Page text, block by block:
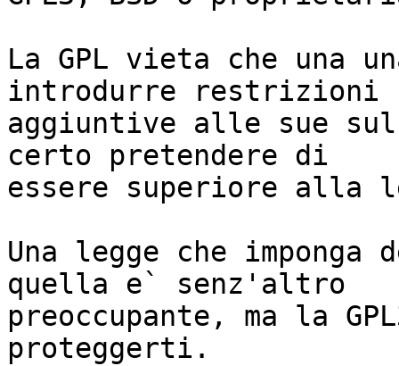
La GPL vieta che una
introdurre restrizioni
aggiuntive alle sue sul
certo pretendere di
essere superiore alla
Una legge che
quella e` senz'altro
preoccupante, ma la
proteggerti.